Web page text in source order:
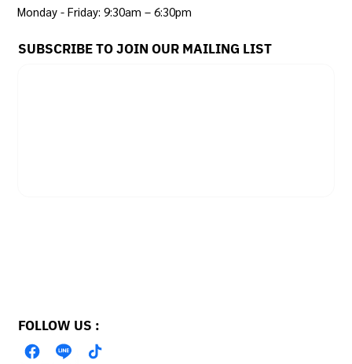
FOLLOW US :
Monday - Friday: 9:30am – 6:30pm ​
SUBSCRIBE TO JOIN OUR MAILING LIST